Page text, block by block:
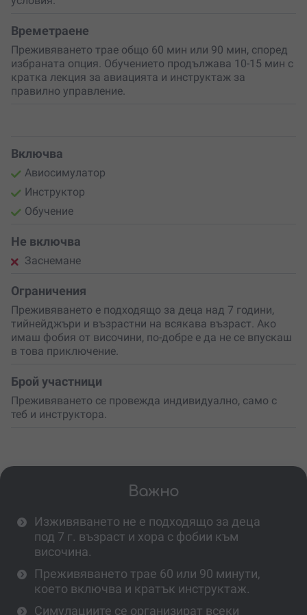
машината и се отдай на приключението. Резервирай
своя полет още днес и превърни небето в своя сцена!
Времетраене
Преживяването трае общо 60 мин или 90 мин, според
избраната опция. Обучението продължава 10-15 мин с
кратка лекция за авиацията и инструктаж за
правилно управление.
Включва
Авиосимулатор
Инструктор
Обучение
Не включва
Заснемане
Ограничения
Преживяването е подходящо за деца над 7 години,
тийнейджъри и възрастни на всякава възраст. Ако
имаш фобия от височини, по-добре е да не се впускаш
в това приключение.
Брой участници
Преживяването се провежда индивидуално, само с
теб и инструктора.
Важно
Изживяването не е подходящо за деца
под 7 г. възраст и хора с фобии към
височина.
Преживяването трае 60 или 90 минути,
което включва и кратък инструктаж.
Симулациите се организират всеки